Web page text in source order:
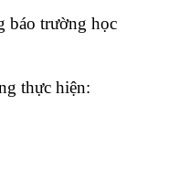
báo trường học
thực hiện: